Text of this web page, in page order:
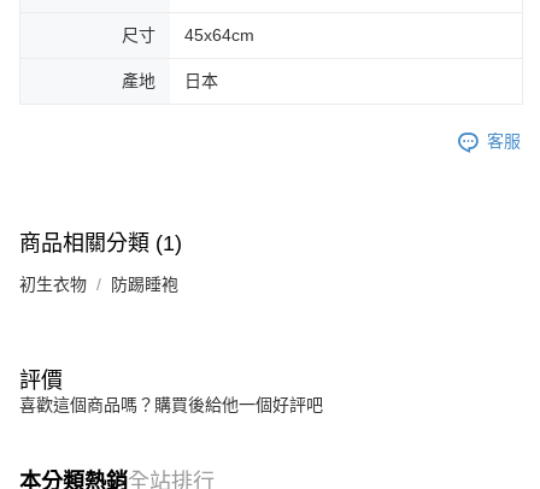
尺寸 45x64cm
產地 日本
客服
商品相關分類 (1)
初生衣物 防踢睡袍
評價
喜歡這個商品嗎？購買後給他一個好評吧
本分類熱銷全站排行